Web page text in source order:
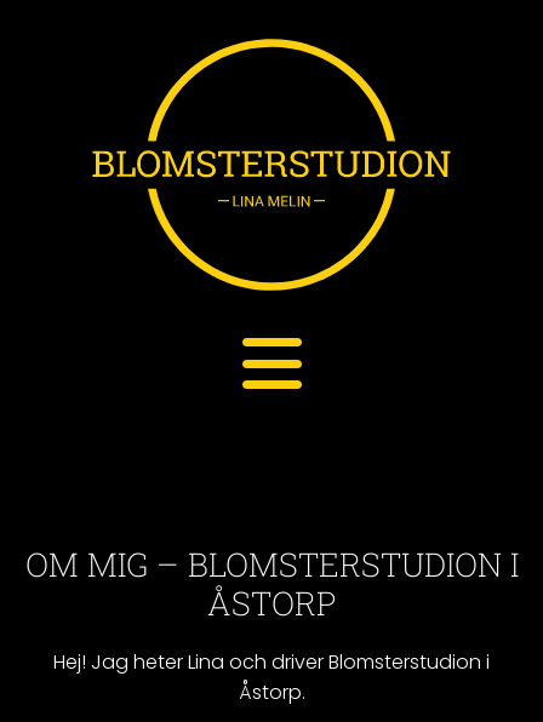
OM MIG – BLOMSTERSTUDION I
ÅSTORP
Hej! Jag heter Lina och driver Blomsterstudion i
Åstorp.